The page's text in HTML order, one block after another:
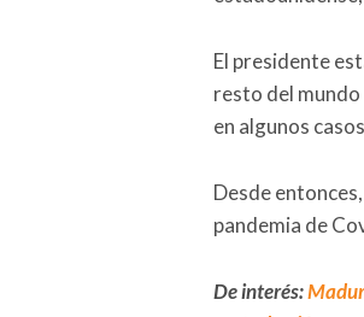
El presidente
resto del mundo
en algunos
Desde
pandemia de
De interés: